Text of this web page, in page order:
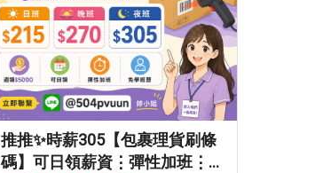
推推✨時薪305【包裹理貨刷條
碼】可日領薪資⋮彈性加班⋮免